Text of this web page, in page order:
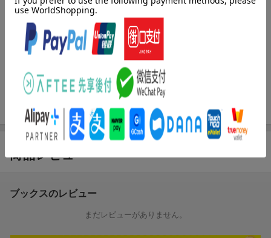
内容紹介（JPROより）
ガイスト8・ブルートを殺害したアイゼンに、更なる追手が現れ
る。
大佐の元、次々と現れる機構幽霊部隊の驚異の力とは？
機械のように生きようとして生きれなかった人間・アイゼンと人
間のように生きたい機械少女・アプフェル。
商品レビュー
ブックスのレビュー
まだレビューがありません。